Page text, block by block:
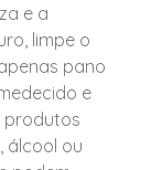
e a
limpe o
pano
e
produtos
álcool ou